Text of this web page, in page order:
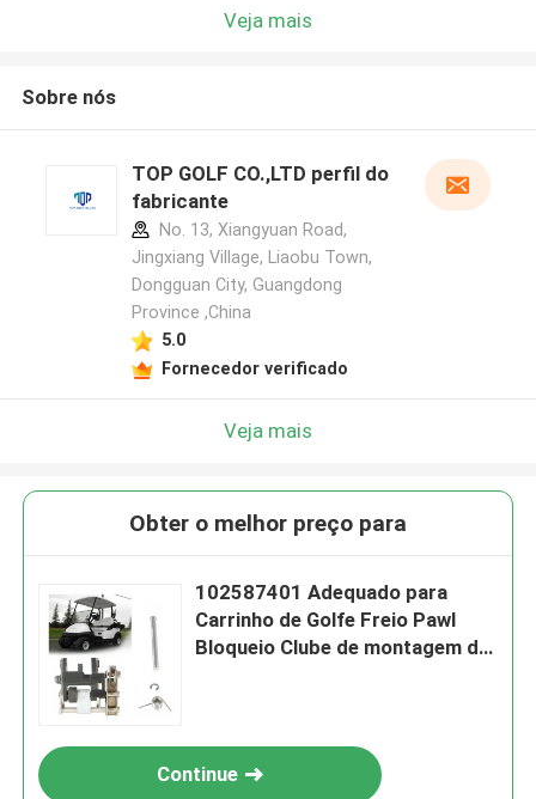
Veja mais
Sobre nós
TOP GOLF CO.,LTD perfil do
fabricante
No. 13, Xiangyuan Road,
Jingxiang Village, Liaobu Town,
Dongguan City, Guangdong
Province ,China
5.0
Fornecedor verificado
Veja mais
Obter o melhor preço para
102587401 Adequado para
Carrinho de Golfe Freio Pawl
Bloqueio Clube de montagem de
Continue